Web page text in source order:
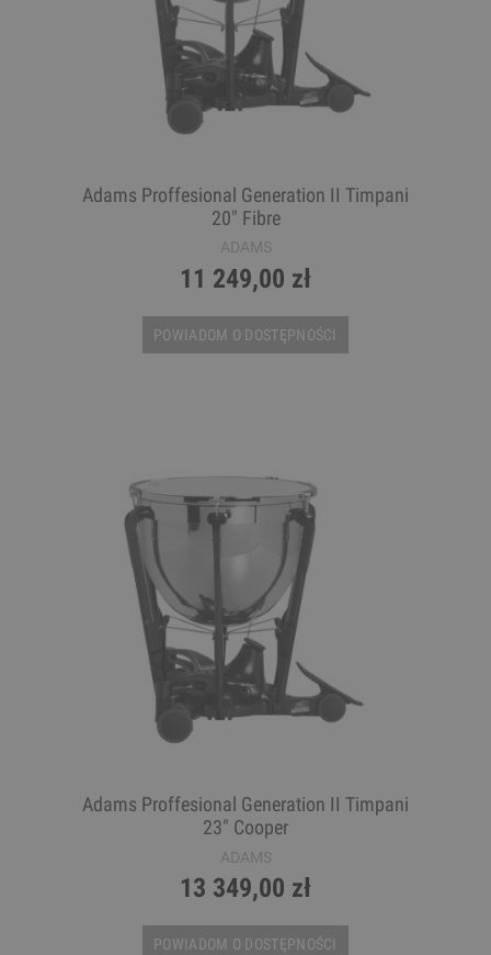
Adams Proffesional Generation II Timpani
20" Fibre
ADAMS
11 249,00 zł
POWIADOM O DOSTĘPNOŚCI
Adams Proffesional Generation II Timpani
23" Cooper
ADAMS
13 349,00 zł
POWIADOM O DOSTĘPNOŚCI